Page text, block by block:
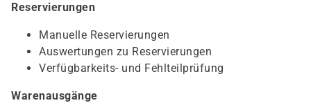
Reservierungen
Manuelle Reservierungen
Auswertungen zu Reservierungen
Verfügbarkeits- und Fehlteilprüfung
Warenausgänge